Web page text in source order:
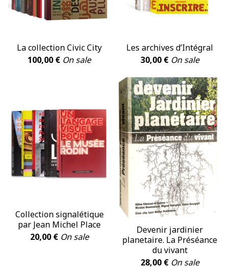
La collection Civic City
100,00 € On sale
Les archives d’Intégral
30,00 € On sale
Collection signalétique
par Jean Michel Place
20,00 € On sale
Devenir jardinier
planetaire. La Préséance
du vivant
28,00 € On sale